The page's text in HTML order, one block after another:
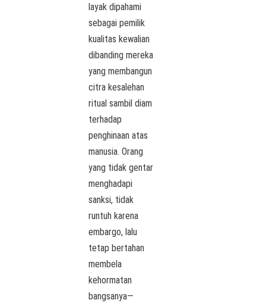
layak dipahami
sebagai pemilik
kualitas kewalian
dibanding mereka
yang membangun
citra kesalehan
ritual sambil diam
terhadap
penghinaan atas
manusia. Orang
yang tidak gentar
menghadapi
sanksi, tidak
runtuh karena
embargo, lalu
tetap bertahan
membela
kehormatan
bangsanya—